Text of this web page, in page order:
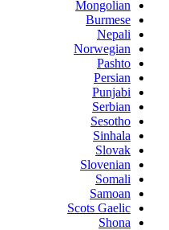
Mongolian
Burmese
Nepali
Norwegian
Pashto
Persian
Punjabi
Serbian
Sesotho
Sinhala
Slovak
Slovenian
Somali
Samoan
Scots Gaelic
Shona